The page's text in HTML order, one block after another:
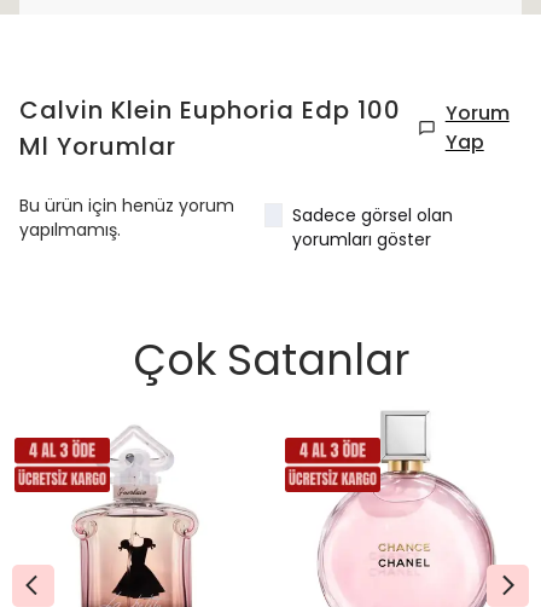
Calvin Klein Euphoria Edp 100
Ml Yorumlar
Yorum
Yap
Bu ürün için henüz yorum
yapılmamış.
Sadece görsel olan
yorumları göster
Çok Satanlar